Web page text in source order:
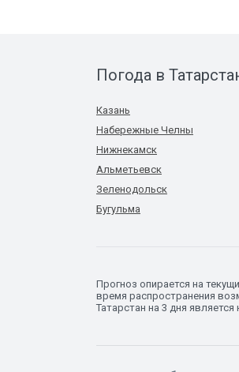
Погода в
Казань
Набережные Челны
Нижнекамск
Альметьевск
Зеленодольск
Бугульма
Прогноз опирается на
время распространения
Татарстан на 3 дня